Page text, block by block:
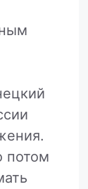
потом